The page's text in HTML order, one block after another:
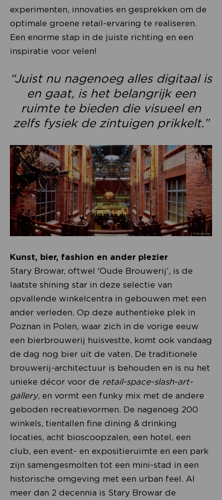
experimenten, innovaties en gesprekken om de
optimale groene retail-ervaring te realiseren.
Een enorme stap in de juiste richting en een
inspiratie voor velen!
“Juist nu nagenoeg alles digitaal is
en gaat, is het belangrijk een
ruimte te bieden die visueel en
zelfs fysiek de zintuigen prikkelt.”
Kunst, bier, fashion en ander plezier
Stary Browar, oftwel 'Oude Brouwerij’, is de
laatste shining star in deze selectie van
opvallende winkelcentra in gebouwen met een
ander verleden. Op deze authentieke plek in
Poznan in Polen, waar zich in de vorige eeuw
een bierbrouwerij huisvestte, komt ook vandaag
de dag nog bier uit de vaten. De traditionele
brouwerij-architectuur is behouden en is nu het
unieke décor voor de retail-space-slash-art-
gallery, en vormt een funky mix met de andere
geboden recreatievormen. De nagenoeg 200
winkels, tientallen fine dining & drinking
locaties, acht bioscoopzalen, een hotel, een
club, een event- en expositieruimte en een park
zijn samengesmolten tot een mini-stad in een
historische omgeving met een urban feel. Al
meer dan 2 decennia is Stary Browar de